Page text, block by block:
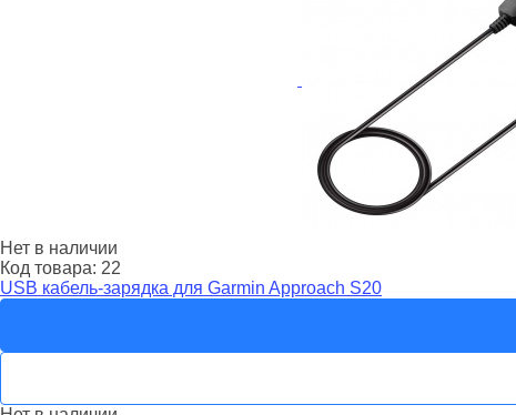
Нет в наличии
Код товара: 22
USB кабель-зарядка для Garmin Approach S20